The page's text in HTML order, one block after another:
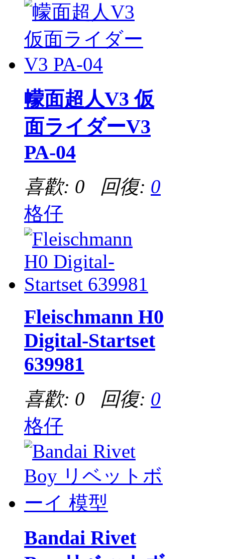
幪面超人V3 仮
面ライダーV3
PA-04
喜歡: 0 回復: 0
格仔
Fleischmann H0
Digital-Startset
639981
喜歡: 0 回復: 0
格仔
Bandai Rivet